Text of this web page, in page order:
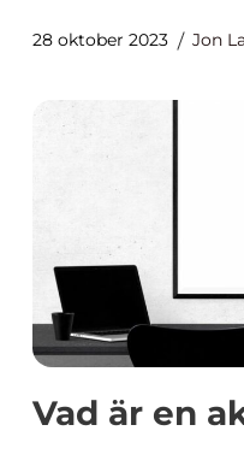
28 oktober 2023 Jon
Vad är en